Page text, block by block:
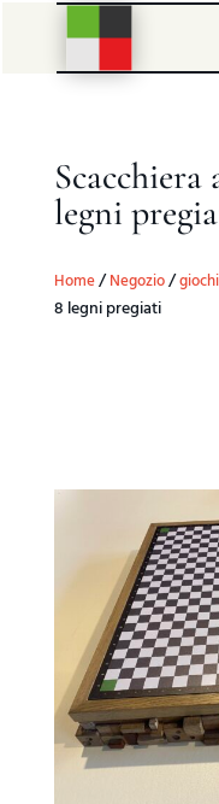
legni
Home/Negozio/
8 legni pregiati